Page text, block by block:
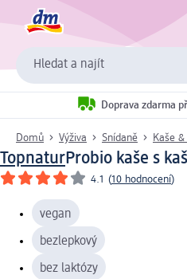
Hledat a najít
Doprava zdarma
Domů Výživa Snídaně Kaše
TopnaturProbio kaše s
4.1 (10 hodnocení)
vegan
bezlepkový
bez laktózy